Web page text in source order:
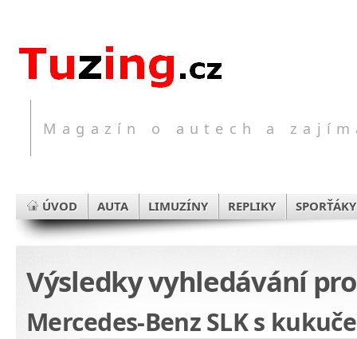
Magazín o autech a
ÚVOD AUTA LIMUZÍNY REPLIKY SPORŤÁKY
Výsledky vyhledávání
Mercedes-Benz SLK s